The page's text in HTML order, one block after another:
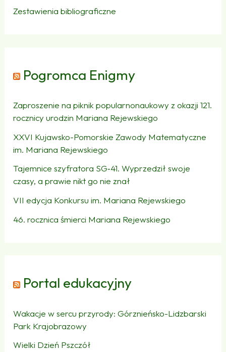
Zestawienia bibliograficzne
Pogromca Enigmy
Zaproszenie na piknik popularnonaukowy z okazji 121.
rocznicy urodzin Mariana Rejewskiego
XXVI Kujawsko-Pomorskie Zawody Matematyczne
im. Mariana Rejewskiego
Tajemnice szyfratora SG‑41. Wyprzedził swoje
czasy, a prawie nikt go nie znał
VII edycja Konkursu im. Mariana Rejewskiego
46. rocznica śmierci Mariana Rejewskiego
Portal edukacyjny
Wakacje w sercu przyrody: Górznieńsko-Lidzbarski
Park Krajobrazowy
Wielki Dzień Pszczół